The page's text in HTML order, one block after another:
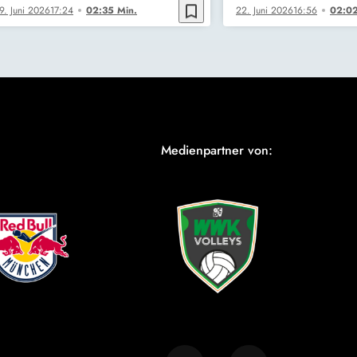
Juni 202617:24 02:35 Min. bookmark_border 22. Juni 202616:56
Medienpartner von: